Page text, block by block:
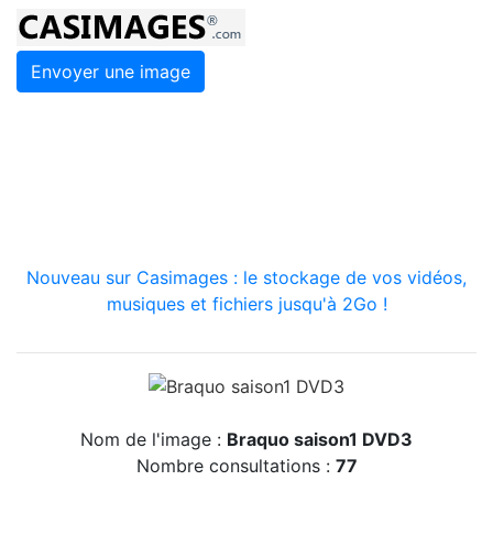
Envoyer une image
Nouveau sur Casimages : le stockage de vos vidéos,
musiques et fichiers jusqu'à 2Go !
Nom de l'image : Braquo saison1 DVD3
Nombre consultations : 77